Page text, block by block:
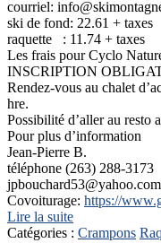
courriel:
ski de fond: 22.61 + taxes
raquette : 11.74 + taxes
Les frais pour Cyclo
INSCRIPTION
Rendez-vous au chalet
hre.
Possibilité d’aller au resto
Pour plus d’information
Jean-Pierre B.
téléphone (263) 288-3173
jpbouchard53@yahoo.com
Covoiturage: https://
Lire la suite
Catégories : Crampons